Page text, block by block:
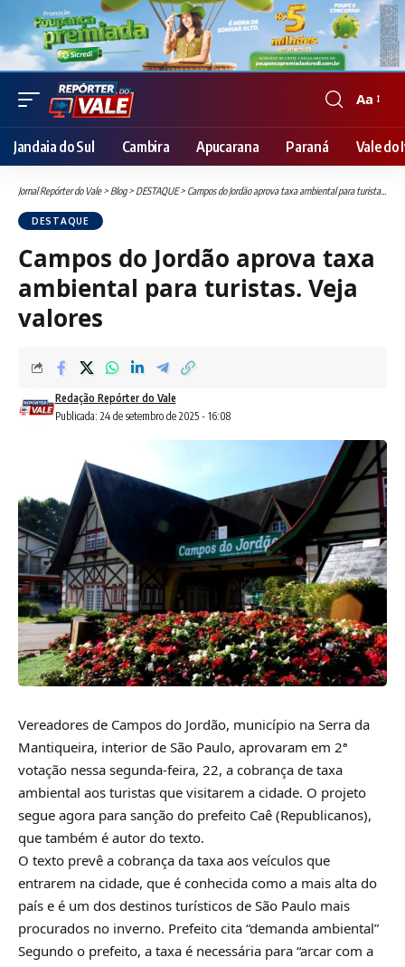
Font
Resizer
Aa
Jandaia do Sul Cambira Apucarana Paraná Vale do
Jornal Repórter do Vale> Blog> DESTAQUE> Campos do Jordão aprova taxa ambiental para turistas. Veja valores
DESTAQUE
Campos do Jordão aprova taxa
ambiental para turistas. Veja
valores
Publicada: 24 de setembro de 2025 - 16:08
Redação Repórter do Vale
Vereadores de Campos do Jordão, município na Serra da
Mantiqueira, interior de São Paulo, aprovaram em 2ª
votação nessa segunda-feira, 22, a cobrança de taxa
ambiental aos turistas que visitarem a cidade. O projeto
segue agora para sanção do prefeito Caê (Republicanos),
que também é autor do texto.
O texto prevê a cobrança da taxa aos veículos que
entrarem na cidade, que é conhecida como a mais alta do
país e é um dos destinos turísticos de São Paulo mais
procurados no inverno. Prefeito cita “demanda ambiental”
Segundo o prefeito, a taxa é necessária para “arcar com a